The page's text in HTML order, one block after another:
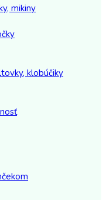
mikiny
klobúčiky